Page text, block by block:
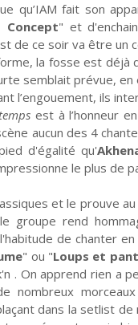
qu’IAM fait son
Concept" et
de ce soir va être un
la fosse est déjà
semblait prévue,
l’engouement, ils
est à l’honneur
aucun des 4
d'égalité qu'
le plus de
et le prouve
groupe rend
de chanter
" ou "Loups et
. On apprend rien a
nombreux
dans la setlist